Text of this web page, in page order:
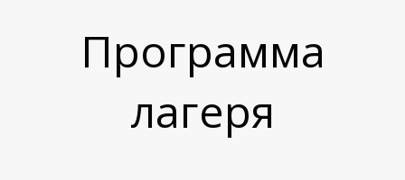
Программа
лагеря